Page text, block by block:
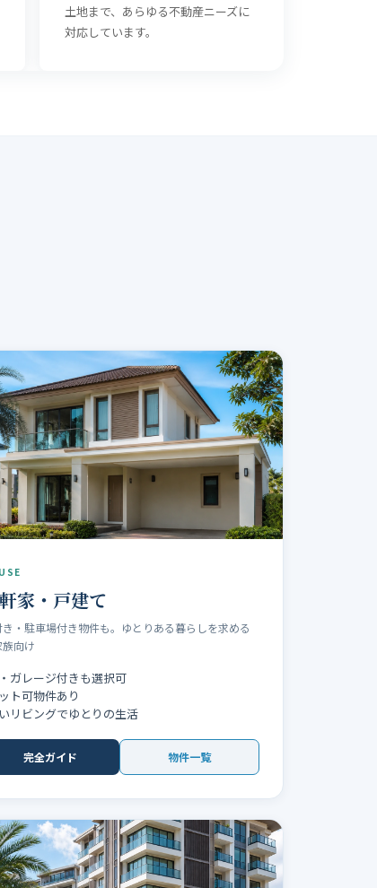
土地まで、あらゆる不動産ニーズに
対応しています。
家・戸建て
・駐車場付き物件も。ゆとりある暮らしを求める
族向け
ガレージ付きも選択可
ト可物件あり
リビングでゆとりの生活
完全ガイド 物件一覧